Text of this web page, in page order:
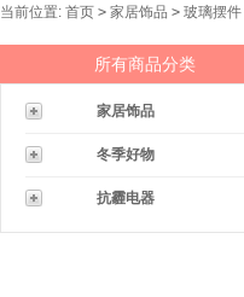
当前位置: 首页 > 家居饰品 > 玻璃摆件
所有商品分类
家居饰品
冬季好物
抗霾电器